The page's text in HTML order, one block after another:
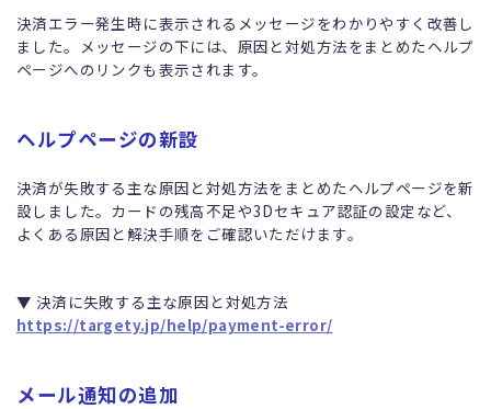
決済エラー発生時に表示されるメッセージをわかりやすく改善し
ました。メッセージの下には、原因と対処方法をまとめたヘルプ
ページへのリンクも表示されます。
ヘルプページの新設
決済が失敗する主な原因と対処方法をまとめたヘルプページを新
設しました。カードの残高不足や3Dセキュア認証の設定など、
よくある原因と解決手順をご確認いただけます。
▼ 決済に失敗する主な原因と対処方法
https://targety.jp/help/payment-error/
メール通知の追加